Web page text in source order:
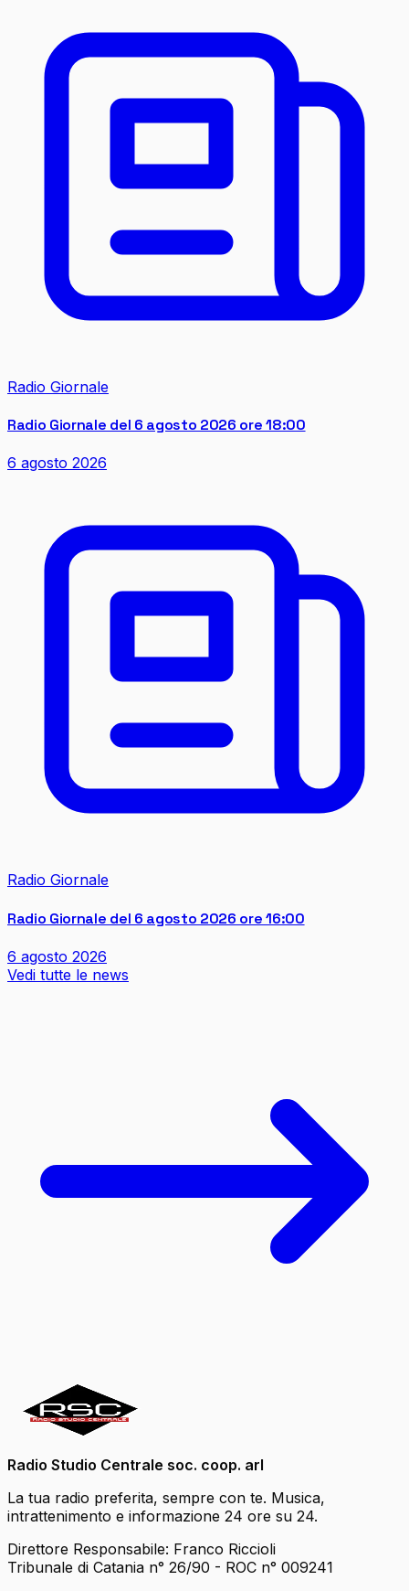
Radio Giornale
Radio Giornale del 6 agosto 2026 ore 18:00
6 agosto 2026
Radio Giornale
Radio Giornale del 6 agosto 2026 ore 16:00
6 agosto 2026
Vedi tutte le news
Radio Studio Centrale soc. coop. arl
La tua radio preferita, sempre con te. Musica,
intrattenimento e informazione 24 ore su 24.
Direttore Responsabile: Franco Riccioli
Tribunale di Catania n° 26/90 - ROC n° 009241